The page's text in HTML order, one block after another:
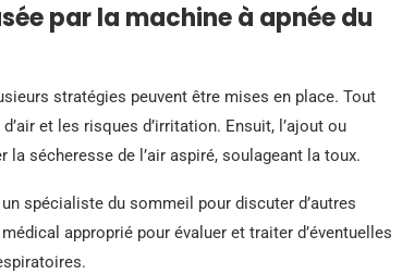
par la machine à apnée du
stratégies peuvent être mises en place. Tout
et les risques d’irritation. Ensuit, l’ajout ou
la sécheresse de l’air aspiré, soulageant la toux.
spécialiste du sommeil pour discuter d’autres
approprié pour évaluer et traiter d’éventuelles